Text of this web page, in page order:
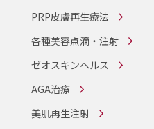
PRP皮膚再生療法
各種美容点滴・注射
ゼオスキンヘルス
AGA治療
美肌再生注射